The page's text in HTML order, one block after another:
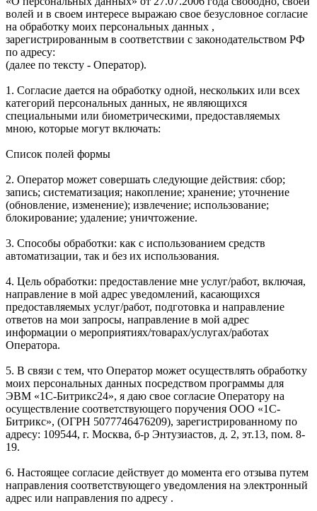
волей и в своем интересе выражаю свое безусловное согласие
на обработку моих персональных данных ,
зарегистрированным в соответствии с законодательством РФ
по адресу:
(далее по тексту - Оператор).
1. Согласие дается на обработку одной, нескольких или всех
категорий персональных данных, не являющихся
специальными или биометрическими, предоставляемых
мною, которые могут включать:
Список полей формы
2. Оператор может совершать следующие действия: сбор;
запись; систематизация; накопление; хранение; уточнение
(обновление, изменение); извлечение; использование;
блокирование; удаление; уничтожение.
3. Способы обработки: как с использованием средств
автоматизации, так и без их использования.
4. Цель обработки: предоставление мне услуг/работ, включая,
направление в мой адрес уведомлений, касающихся
предоставляемых услуг/работ, подготовка и направление
ответов на мои запросы, направление в мой адрес
информации о мероприятиях/товарах/услугах/работах
Оператора.
5. В связи с тем, что Оператор может осуществлять обработку
моих персональных данных посредством программы для
ЭВМ «1С-Битрикс24», я даю свое согласие Оператору на
осуществление соответствующего поручения ООО «1С-
Битрикс», (ОГРН 5077746476209), зарегистрированному по
адресу: 109544, г. Москва, б-р Энтузиастов, д. 2, эт.13, пом. 8-
19.
6. Настоящее согласие действует до момента его отзыва путем
направления соответствующего уведомления на электронный
адрес или направления по адресу .